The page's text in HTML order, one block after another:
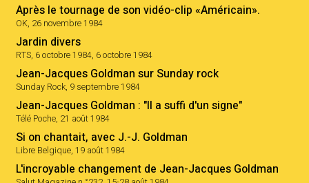
Après le tournage de son vidéo-clip «Américain».
OK, 26 novembre 1984
Jardin divers
RTS, 6 octobre 1984, 6 octobre 1984
Jean-Jacques Goldman sur Sunday rock
Sunday Rock, 9 septembre 1984
Jean-Jacques Goldman : "Il a suffi d'un signe"
Télé Poche, 21 août 1984
Si on chantait, avec J.-J. Goldman
Libre Belgique, 19 août 1984
L'incroyable changement de Jean-Jacques Goldman